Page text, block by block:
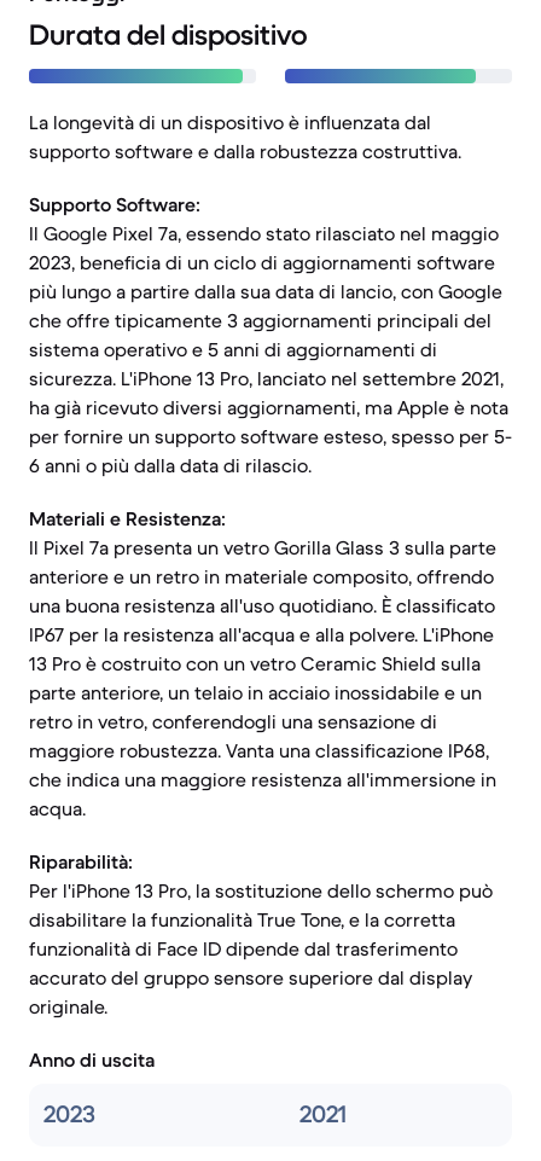
Durata del dispositivo
La longevità di un dispositivo è influenzata dal
supporto software e dalla robustezza costruttiva.
Supporto Software:
Il Google Pixel 7a, essendo stato rilasciato nel maggio
2023, beneficia di un ciclo di aggiornamenti software
più lungo a partire dalla sua data di lancio, con Google
che offre tipicamente 3 aggiornamenti principali del
sistema operativo e 5 anni di aggiornamenti di
sicurezza. L'iPhone 13 Pro, lanciato nel settembre 2021,
ha già ricevuto diversi aggiornamenti, ma Apple è nota
per fornire un supporto software esteso, spesso per 5-
6 anni o più dalla data di rilascio.
Materiali e Resistenza:
Il Pixel 7a presenta un vetro Gorilla Glass 3 sulla parte
anteriore e un retro in materiale composito, offrendo
una buona resistenza all'uso quotidiano. È classificato
IP67 per la resistenza all'acqua e alla polvere. L'iPhone
13 Pro è costruito con un vetro Ceramic Shield sulla
parte anteriore, un telaio in acciaio inossidabile e un
retro in vetro, conferendogli una sensazione di
maggiore robustezza. Vanta una classificazione IP68,
che indica una maggiore resistenza all'immersione in
acqua.
Riparabilità:
Per l'iPhone 13 Pro, la sostituzione dello schermo può
disabilitare la funzionalità True Tone, e la corretta
funzionalità di Face ID dipende dal trasferimento
accurato del gruppo sensore superiore dal display
originale.
Anno di uscita
2023 2021